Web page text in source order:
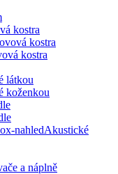
kostra
kostra
kostra
látkou
koženkou
Akustické
a náplně